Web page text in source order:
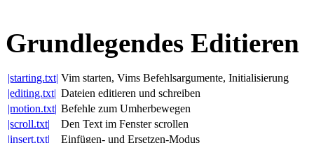
Grundlegendes Editieren
|starting.txt| Vim starten, Vims Befehlsargumente, Initialisierung
|editing.txt| Dateien editieren und schreiben
|motion.txt| Befehle zum Umherbewegen
|scroll.txt|
Den Text im Fenster scrollen
|insert.txt|
Einfügen- und Ersetzen-Modus